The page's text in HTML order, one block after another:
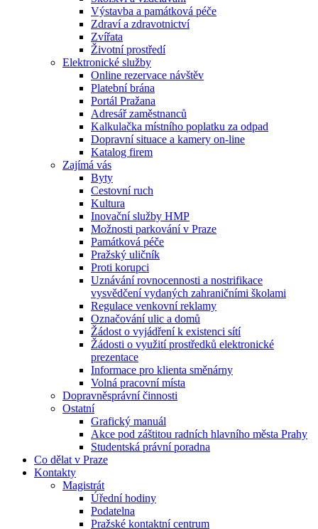
Výstavba a památková péče
Zdraví a zdravotnictví
Zvířata
Životní prostředí
Elektronické služby
Online rezervace návštěv
Platební brána
Portál Pražana
Adresář zaměstnanců
Kalkulačka místního poplatku za odpad
Dopravní situace a kamery on-line
Katalog firem
Zajímá vás
Byty
Cestovní ruch
Kultura
Inovační služby HMP
Možnosti parkování v Praze
Památková péče
Pražský uličník
Proti korupci
Uznávání rovnocennosti a nostrifikace
vysvědčení vydaných zahraničními školami
Regulace venkovní reklamy
Označování ulic a domů
Žádost o vyjádření k existenci sítí
Žádosti o využití prostředků elektronické
prezentace
Informace pro klienta směnárny
Volná pracovní místa
Dopravněsprávní činnosti
Ostatní
Grafický manuál
Akce pod záštitou radních hlavního města Prahy
Studentská právní poradna
Co dělat v Praze
Kontakty
Magistrát
Úřední hodiny
Podatelna
Pražské kontaktní centrum